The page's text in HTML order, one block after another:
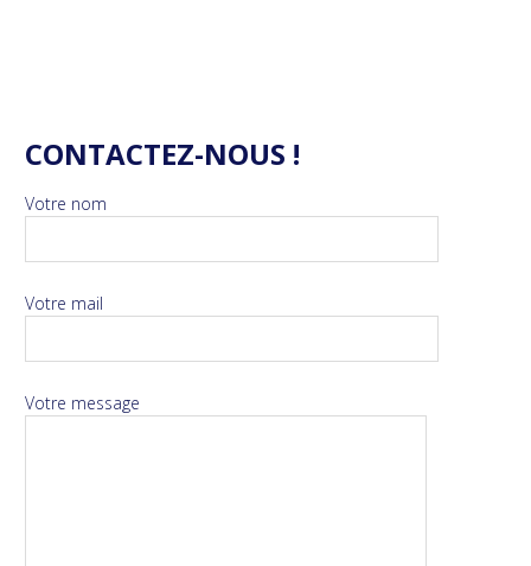
CONTACTEZ-NOUS !
Votre nom
Votre mail
Votre message